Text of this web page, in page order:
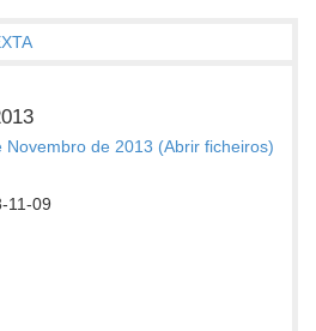
de 2013 (Abrir ficheiros)
11-09